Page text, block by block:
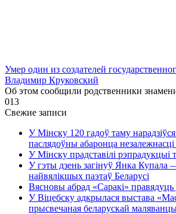
Умер один из создателей
Владимир Круковский
Об этом сообщили родственники
013
Свежие записи
У Мінску 120 гадоў таму
паслядоўны абаронца незалежнасці
У Мінску прадставілі
У гэты дзень загінуў Янка Купала
найвялікшых паэтаў Беларусі
Вясновы абрад «Саракі»
У Віцебску адкрылася выстава
прысвечаная беларускай